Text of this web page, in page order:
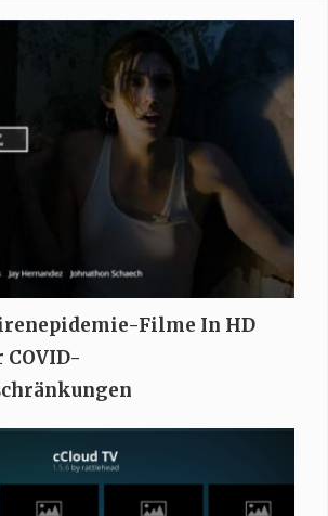
Filme In HD
COVID-